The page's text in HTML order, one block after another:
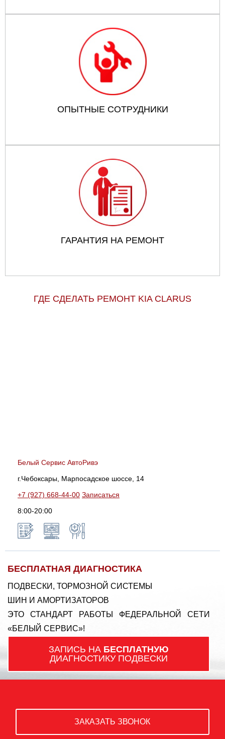
ОПЫТНЫЕ СОТРУДНИКИ
ГАРАНТИЯ НА РЕМОНТ
ГДЕ СДЕЛАТЬ РЕМОНТ KIA CLARUS
Белый Сервис АвтоРивэ
г.Чебоксары, Марпосадское шоссе, 14
+7 (927) 668-44-00 Записаться
8:00-20:00
БЕСПЛАТНАЯ ДИАГНОСТИКА
ПОДВЕСКИ, ТОРМОЗНОЙ СИСТЕМЫ
ШИН И АМОРТИЗАТОРОВ
ЭТО СТАНДАРТ РАБОТЫ ФЕДЕРАЛЬНОЙ СЕТИ
«БЕЛЫЙ СЕРВИС»!
ЗАПИСЬ НА БЕСПЛАТНУЮ
ДИАГНОСТИКУ ПОДВЕСКИ
ЗАКАЗАТЬ ЗВОНОК